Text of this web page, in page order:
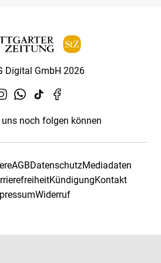
Digital GmbH 2026
uns noch folgen können
AGBDatenschutzMediadaten
KündigungKontakt
Widerruf